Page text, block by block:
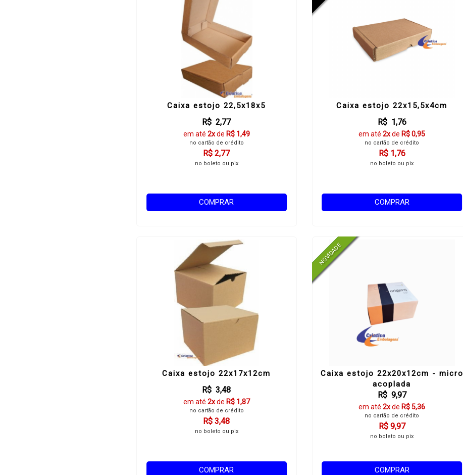
Caixa estojo 22,5x18x5
R$ 2,77
em até 2xde R$ 1,49
no cartão de crédito
R$ 2,77
no boleto ou pix
COMPRAR
Caixa estojo 22x15,5x4cm
R$ 1,76
em até2xde R$ 0,95
no cartão de crédito
R$ 1,76
no boleto ou pix
COMPRAR
Caixa estojo 22x17x12cm
R$ 3,48
em até 2xde R$ 1,87
no cartão de crédito
R$ 3,48
no boleto ou pix
COMPRAR
Caixa estojo 22x20x12cm - micro
acoplada
R$ 9,97
em até2xde R$ 5,36
no cartão de crédito
R$ 9,97
no boleto ou pix
COMPRAR